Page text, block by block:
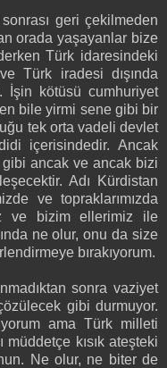
geri çekilmeden
orada yaşayanlar bize
Türk idaresindeki
Türk iradesi dışında
İşin kötüsü cumhuriyet
bile yirmi sene gibi bir
tek orta vadeli devlet
içerisindedir. Ancak
ancak ve ancak bizi
Adı Kürdistan
ve topraklarımızda
ve bizim ellerimiz ile
ne olur, onu da size
bırakıyorum.
sonra vaziyet
gibi durmuyor.
ama Türk milleti
kısık ateşteki
Ne olur, ne biter de